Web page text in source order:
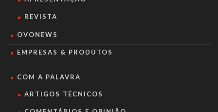
REVISTA
OVONEWS
EMPRESAS & PRODUTOS
COM A PALAVRA
ARTIGOS TÉCNICOS